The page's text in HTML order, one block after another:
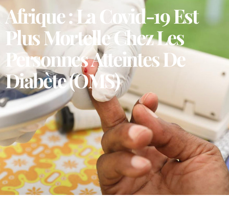
Afrique : La Covid-19 Est
Plus Mortelle Chez Les
Personnes Atteintes De
Diabète (OMS)